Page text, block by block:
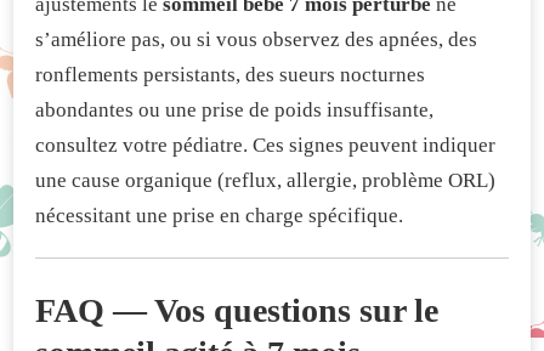
s’améliore pas, ou si vous observez des apnées, des
ronflements persistants, des sueurs nocturnes
abondantes ou une prise de poids insuffisante,
consultez votre pédiatre. Ces signes peuvent indiquer
une cause organique (reflux, allergie, problème ORL)
nécessitant une prise en charge spécifique.
FAQ — Vos questions sur le